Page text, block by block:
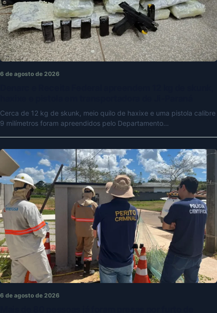
6 de agosto de 2026
Cerca de 12 kg de skunk, meio quilo de haxixe e uma pistola calibre
9 milímetros foram apreendidos pelo Departamento…
6 de agosto de 2026